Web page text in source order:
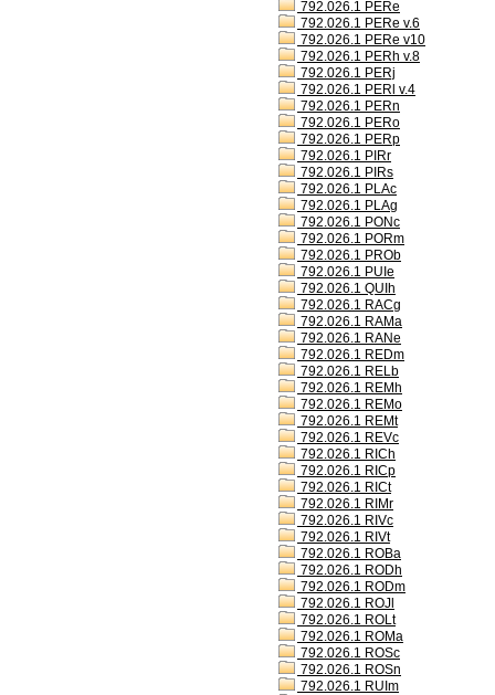
792.026.1 PERe
792.026.1 PERe v.6
792.026.1 PERe v10
792.026.1 PERh v.8
792.026.1 PERj
792.026.1 PERl v.4
792.026.1 PERn
792.026.1 PERo
792.026.1 PERp
792.026.1 PIRr
792.026.1 PIRs
792.026.1 PLAc
792.026.1 PLAg
792.026.1 PONc
792.026.1 PORm
792.026.1 PROb
792.026.1 PUIe
792.026.1 QUIh
792.026.1 RACg
792.026.1 RAMa
792.026.1 RANe
792.026.1 REDm
792.026.1 RELb
792.026.1 REMh
792.026.1 REMo
792.026.1 REMt
792.026.1 REVc
792.026.1 RICh
792.026.1 RICp
792.026.1 RICt
792.026.1 RIMr
792.026.1 RIVc
792.026.1 RIVt
792.026.1 ROBa
792.026.1 RODh
792.026.1 RODm
792.026.1 ROJl
792.026.1 ROLt
792.026.1 ROMa
792.026.1 ROSc
792.026.1 ROSn
792.026.1 RUIm